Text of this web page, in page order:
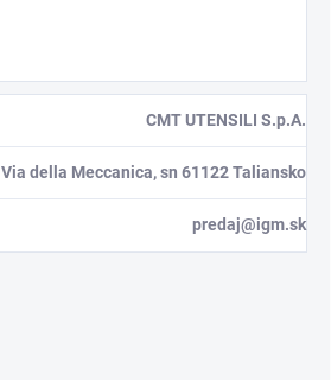
CMT UTENSILI S.p.A.
Via della Meccanica, sn 61122 Taliansko
predaj@igm.sk